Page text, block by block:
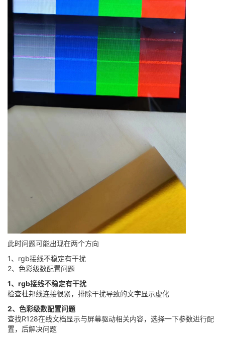
此时问题可能出现在两个方向
1、rgb接线不稳定有干扰
2、色彩级数配置问题
1、rgb接线不稳定有干扰
检查杜邦线连接很紧，排除干扰导致的文字显示虚化
2、色彩级数配置问题
查找R128在线文档显示与屏幕驱动相关内容，选择一下参数进行配
置，后解决问题